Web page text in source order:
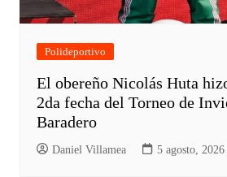
Polideportivo
El obereño Nicolás Huta
2da fecha del Torneo de
Baradero
Daniel Villamea 5 agosto, 2026